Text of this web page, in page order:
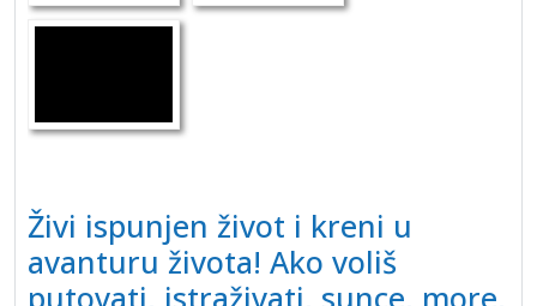
Živi ispunjen život i kreni u
avanturu života! Ako voliš
putovati, istraživati, sunce, more,